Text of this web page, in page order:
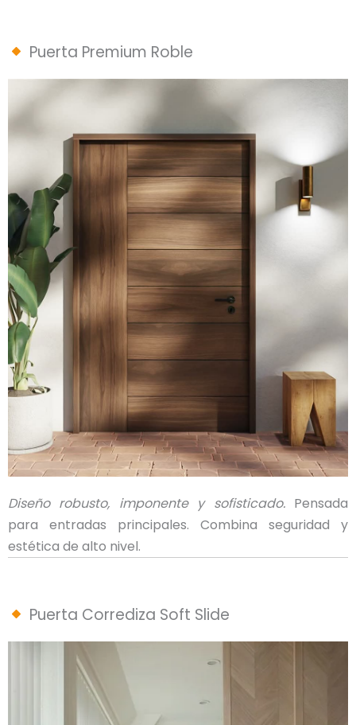
Puerta Premium Roble
Diseño robusto, imponente y sofisticado. Pensada
para entradas principales. Combina seguridad y
estética de alto nivel.
Puerta Corrediza Soft Slide